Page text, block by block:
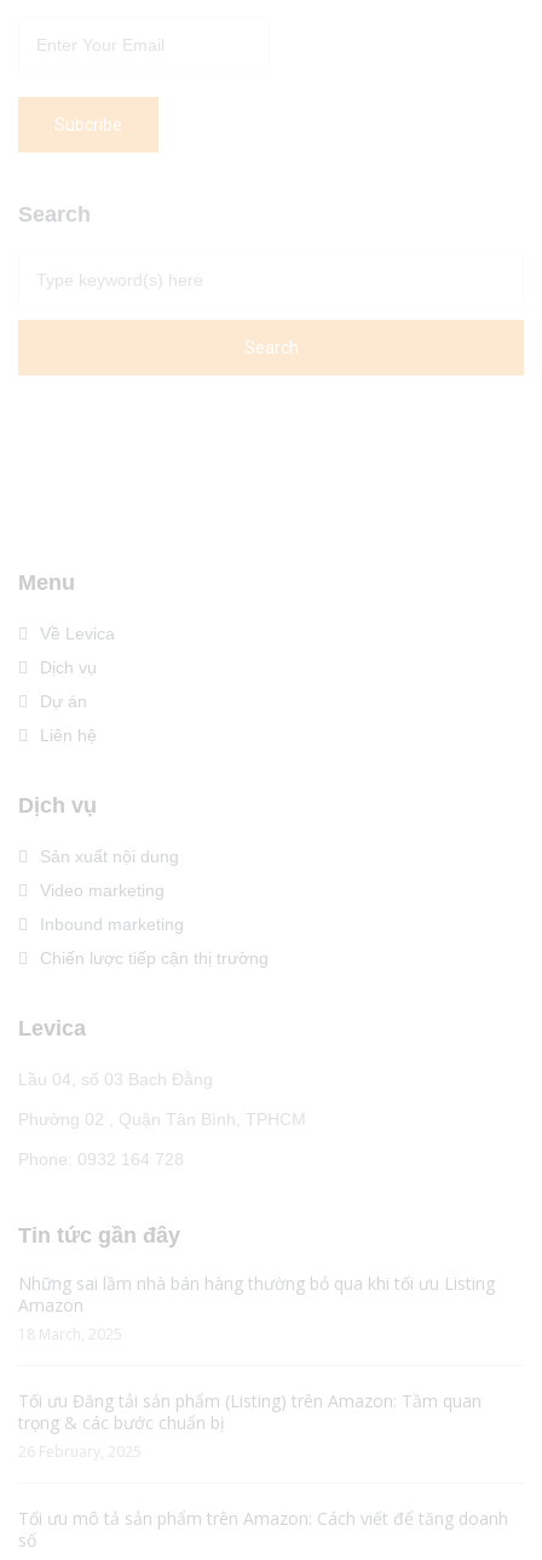
Search
Menu
Về Levica
Dịch vụ
Dự án
Liên hệ
Dịch vụ
Sản xuất nội dung
Video marketing
Inbound marketing
Chiến lược tiếp cận thị trường
Levica
Lầu 04, số 03 Bạch Đằng
Phường 02 , Quận Tân Bình, TPHCM
Phone: 0932 164 728
Tin tức gần đây
Những sai lầm nhà bán hàng thường bỏ qua khi tối ưu Listing
Amazon
18 March, 2025
Tối ưu Đăng tải sản phẩm (Listing) trên Amazon: Tầm quan
trọng & các bước chuẩn bị
26 February, 2025
Tối ưu mô tả sản phẩm trên Amazon: Cách viết để tăng doanh
số